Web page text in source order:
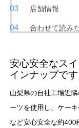
店舗情報
合わせて読み
安心安全なス
インナップです
山梨県の自社工場近
ーツを使用し、ケー
など安心安全な約400